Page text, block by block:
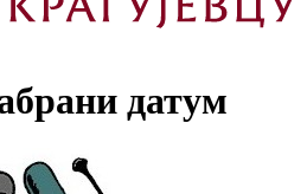
датум